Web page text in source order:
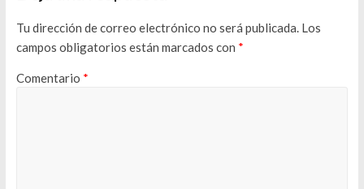
Tu dirección de correo electrónico no será publicada. Los
campos obligatorios están marcados con *
Comentario *